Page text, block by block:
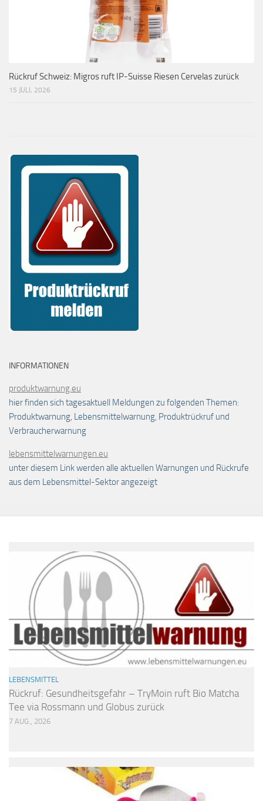
Rückruf Schweiz: Migros ruft IP-Suisse Riesen Cervelas zurück
15 JULI, 2026
INFORMATIONEN
produktwarnung.eu
hier finden sich tagesaktuell Meldungen zu folgenden Themen:
Produktwarnung, Lebensmittelwarnung, Produktrückruf und
Verbraucherwarnung
lebensmittelwarnungen.eu
unter diesem Link werden alle aktuellen Warnungen und Rückrufe
aus dem Lebensmittel-Sektor angezeigt
LEBENSMITTEL
Rückruf: Gesundheitsgefahr – TryMoin ruft Bio Matcha
Tee via Rossmann und Globus zurück
7 AUG., 2026